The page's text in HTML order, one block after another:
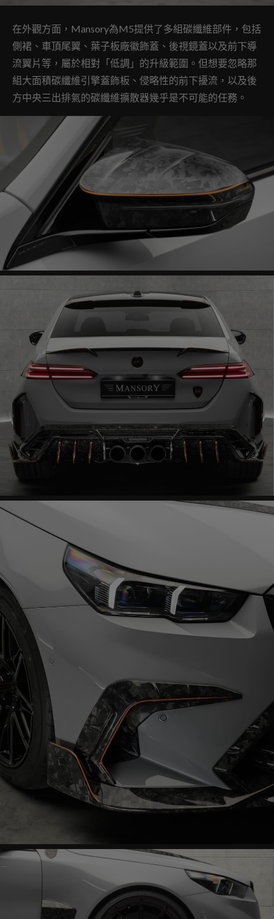
在外觀方面，Mansory為M5提供了多組碳纖維部件，包括
側裙、車頂尾翼、葉子板廠徽飾蓋、後視鏡蓋以及前下導
流翼片等，屬於相對「低調」的升級範圍。但想要忽略那
組大面積碳纖維引擎蓋飾板、侵略性的前下擾流，以及後
方中央三出排氣的碳纖維擴散器幾乎是不可能的任務。